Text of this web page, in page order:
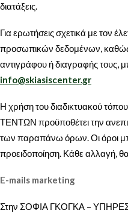
διατάξεις.
Για ερωτήσεις σχετικά με τον
προσωπικών δεδομένων, καθώς
αντιγράφου ή διαγραφής τους,
info@skiasiscenter.gr
Η χρήση του διαδικτυακού
ΤΕΝΤΩΝ προϋποθέτει την
των παραπάνω όρων. Οι όροι
προειδοποίηση. Κάθε αλλαγή,
E-mails marketing
Στην ΣΟΦΙΑ ΓΚΟΓΚΑ –